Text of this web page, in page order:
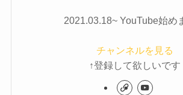
2021.03.18~ YouTube始め
チャンネルを見る
↑登録して欲しいです